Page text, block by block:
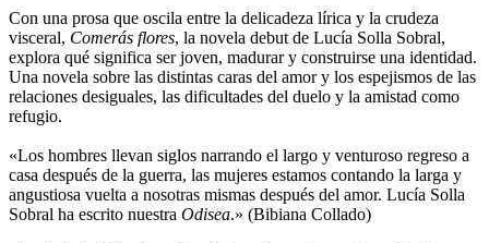
Con una prosa que oscila entre la delicadeza lírica y la crudeza
visceral, Comerás flores, la novela debut de Lucía Solla Sobral,
explora qué significa ser joven, madurar y construirse una identidad.
Una novela sobre las distintas caras del amor y los espejismos de las
relaciones desiguales, las dificultades del duelo y la amistad como
refugio.
«Los hombres llevan siglos narrando el largo y venturoso regreso a
casa después de la guerra, las mujeres estamos contando la larga y
angustiosa vuelta a nosotras mismas después del amor. Lucía Solla
Sobral ha escrito nuestra Odisea.» (Bibiana Collado)